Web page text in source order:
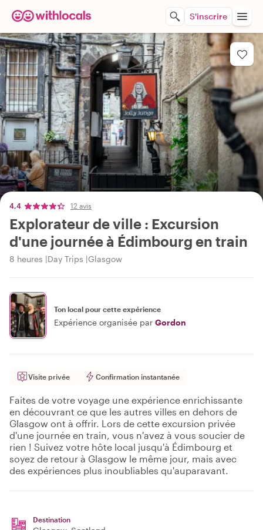
S'inscrire
4,4 12 avis
Explorateur de ville : Excursion
d'une journée à Édimbourg en train
8 heures Day Trips Glasgow
Ton local pour cette expérience
Expérience organisée par Gordon
Visite privée Confirmation instantanée
Faites de votre voyage une expérience enrichissante
en découvrant ce que les autres villes en dehors de
Glasgow ont à offrir. Lors de cette excursion privée
d'une journée en train, vous n'avez à vous soucier de
rien ! Suivez votre hôte local jusqu'à Édimbourg et
soyez de retour à Glasgow le même jour, mais avec
des expériences plus inoubliables qu'auparavant.
Destination